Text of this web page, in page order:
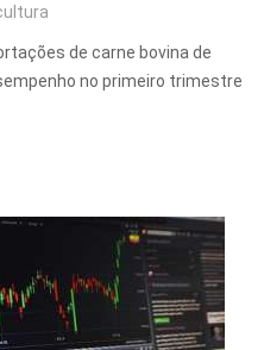
de carne bovina de
no primeiro trimestre